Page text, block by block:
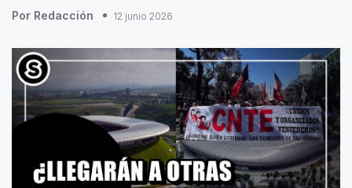
Por Redacción 12 junio 2026